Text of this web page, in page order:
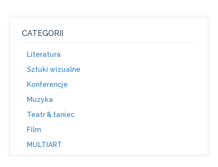
CATEGORII
Literatura
Sztuki wizualne
Konferencje
Muzyka
Teatr & taniec
Film
MULTIART